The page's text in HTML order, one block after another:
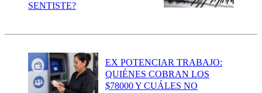
SENTISTE?
EX POTENCIAR TRABAJO:
QUIÉNES COBRAN LOS
$78000 Y CUÁLES NO